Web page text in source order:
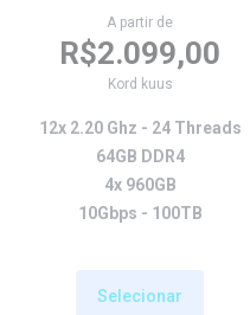
A partir de
R$2.099,00
Kord kuus
12x 2.20 Ghz - 24 Threads
64GB DDR4
4x 960GB
10Gbps - 100TB
Selecionar